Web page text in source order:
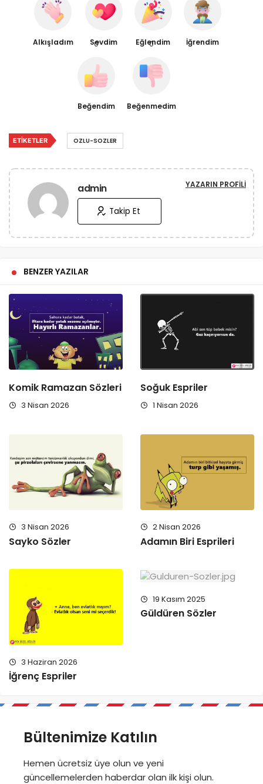
Alkışladım Sevdim Eğlendim İğrendim
0
Beğendim
0
Beğenmedim
ETIKETLER OZLU-SOZLER
admin YAZARIN PROFILI
Takip Et
BENZER YAZILAR
Komik Ramazan Sözleri
3 Nisan 2026
Soğuk Espriler
1 Nisan 2026
3 Nisan 2026
Sayko Sözler
2 Nisan 2026
Adamın Biri Esprileri
3 Haziran 2026
İğrenç Espriler
19 Kasım 2025
Güldüren Sözler
Bültenimize Katılın
Hemen ücretsiz üye olun ve yeni
güncellemelerden haberdar olan ilk kişi olun.